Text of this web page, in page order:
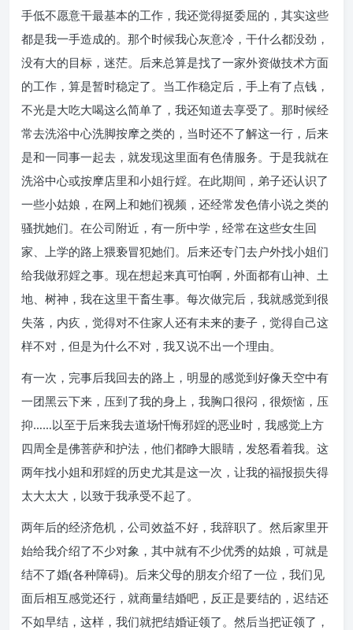
手低不愿意干最基本的工作，我还觉得挺委屈的，其实这些
都是我一手造成的。那个时候我心灰意冷，干什么都没劲，
没有大的目标，迷茫。后来总算是找了一家外资做技术方面
的工作，算是暂时稳定了。当工作稳定后，手上有了点钱，
不光是大吃大喝这么简单了，我还知道去享受了。那时候经
常去洗浴中心洗脚按摩之类的，当时还不了解这一行，后来
是和一同事一起去，就发现这里面有色倩服务。于是我就在
洗浴中心或按摩店里和小姐行婬。在此期间，弟子还认识了
一些小姑娘，在网上和她们视频，还经常发色倩小说之类的
骚扰她们。在公司附近，有一所中学，经常在这些女生回
家、上学的路上猥亵冒犯她们。后来还专门去户外找小姐们
给我做邪婬之事。现在想起来真可怕啊，外面都有山神、土
地、树神，我在这里干畜生事。每次做完后，我就感觉到很
失落，内疚，觉得对不住家人还有未来的妻子，觉得自己这
样不对，但是为什么不对，我又说不出一个理由。
有一次，完事后我回去的路上，明显的感觉到好像天空中有
一团黑云下来，压到了我的身上，我胸口很闷，很烦恼，压
抑……以至于后来我去道场忏悔邪婬的恶业时，我感觉上方
四周全是佛菩萨和护法，他们都睁大眼睛，发怒看着我。这
两年找小姐和邪婬的历史尤其是这一次，让我的福报损失得
太大太大，以致于我承受不起了。
两年后的经济危机，公司效益不好，我辞职了。然后家里开
始给我介绍了不少对象，其中就有不少优秀的姑娘，可就是
结不了婚(各种障碍)。后来父母的朋友介绍了一位，我们见
面后相互感觉还行，就商量结婚吧，反正是要结的，迟结还
不如早结，这样，我们就把结婚证领了。然后当把证领了，